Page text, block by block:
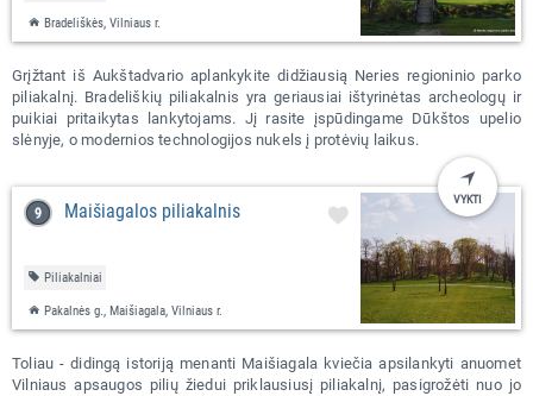
Bradeliškės, Vilniaus r.
Grįžtant iš Aukštadvario aplankykite didžiausią Neries regioninio parko
piliakalnį. Bradeliškių piliakalnis yra geriausiai ištyrinėtas archeologų ir
puikiai pritaikytas lankytojams. Jį rasite įspūdingame Dūkštos upelio
slėnyje, o modernios technologijos nukels į protėvių laikus.
Maišiagalos piliakalnis
Piliakalniai
Pakalnės g., Maišiagala, Vilniaus r.
VYKTI
Toliau - didingą istoriją menanti Maišiagala kviečia apsilankyti anuomet
Vilniaus apsaugos pilių žiedui priklausiusį piliakalnį, pasigrožėti nuo jo